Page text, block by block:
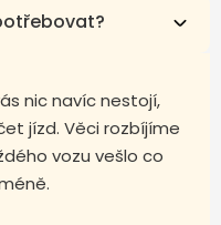
nic navíc nestojí,
jízd. Věci rozbíjíme
vozu vešlo co